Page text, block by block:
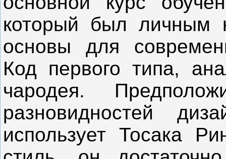
который был личным
основы для
Код первого типа,
чародея.
разновидностей
использует Тосака